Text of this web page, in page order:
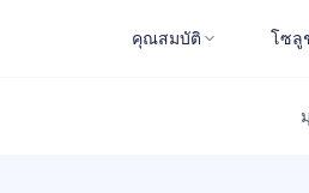
คุณสมบัติ โซลู